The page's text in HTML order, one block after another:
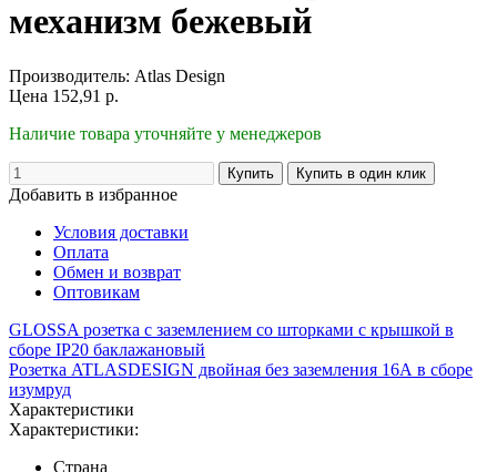
механизм бежевый
Производитель: Atlas Design
Цена 152,91 р.
Наличие товара уточняйте у менеджеров
Добавить в избранное
Условия доставки
Оплата
Обмен и возврат
Оптовикам
GLOSSA розетка с заземлением со шторками с крышкой в
сборе IP20 баклажановый
Розетка ATLASDESIGN двойная без заземления 16А в сборе
изумруд
Характеристики
Характеристики:
Страна